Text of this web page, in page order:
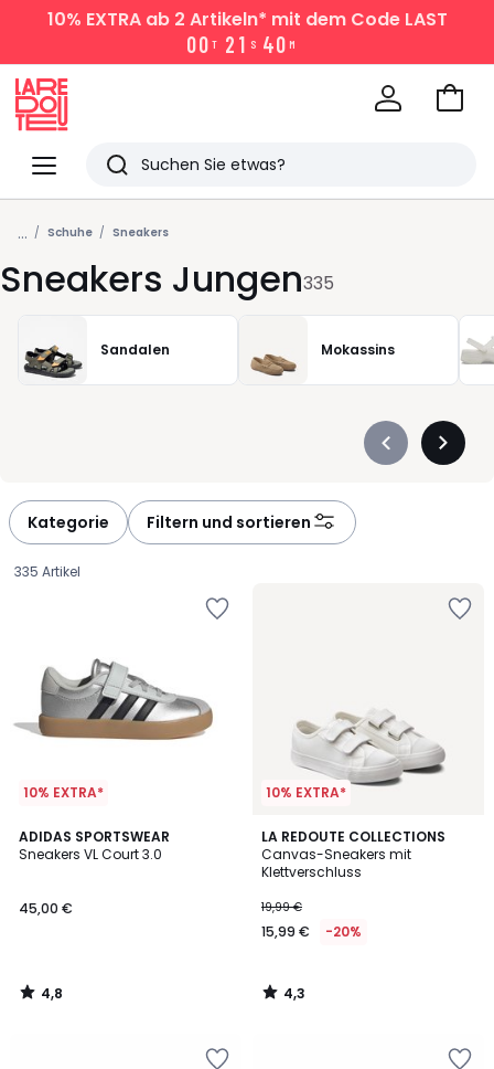
10% EXTRAab 2 Artikeln* mit dem Code LAST
00 T 2 1 S 40 M
Menü
Redoute
Suchen
Zuletzt
angesehen
Artikel
Zum
... Schuhe Sneakers
Sneakers Jungen335
Sandalen Mokassins
Précédent
Kategorie Filtern und sortieren
335 Artikel
10% EXTRA*
ADIDAS SPORTSWEAR
Sneakers VL Court 3.0
€.
45,00 €
4,8
/ 5
4,8
/
10% EXTRA*
LA REDOUTE COLLECTIONS
Canvas-Sneakers mit
Klettverschluss
19,99 €
15,99 € -20%
4,3
/ 5
4,3
/